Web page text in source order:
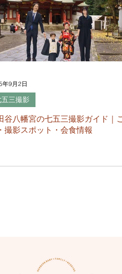
谷八幡宮の七五三撮影ガイド｜ご
撮影スポット・会食情報
三撮影
年9月2日